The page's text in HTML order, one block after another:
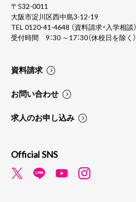
〒532-0011
大阪市淀川区西中島3-12-19
TEL0120-41-4648 （資料請求・入学相談）
受付時間 9：30 ～17：30（休校日を除く）
資料請求
お問い合わせ
求人のお申し込み
Official SNS